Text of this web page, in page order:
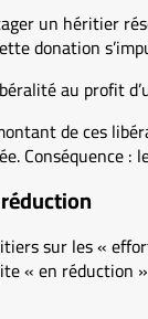
un héritier
donation
au profit
de ces
Conséquence
sur les «
« en réduction